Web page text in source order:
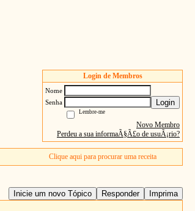
Login de Membros
Nome
Senha
Login
Lembre-me
Novo Membro
Perdeu a sua informaÃ§Ã£o de usuÃ¡rio?
Clique aqui para procurar uma receita
Inicie um novo Tópico Responder Imprima